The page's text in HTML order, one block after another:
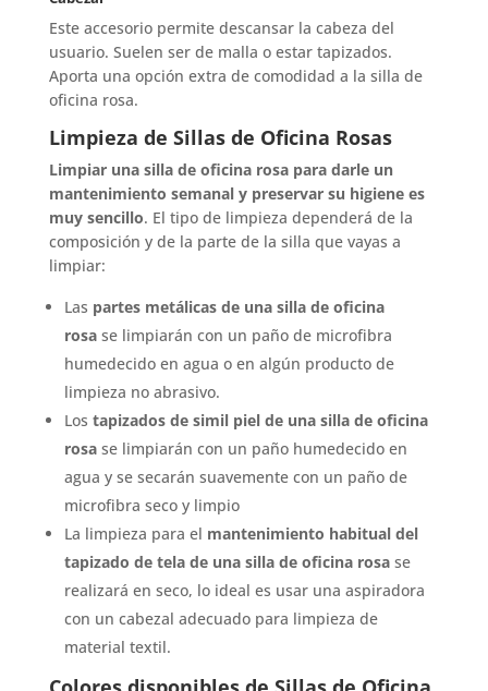
Este accesorio permite descansar la cabeza del
usuario. Suelen ser de malla o estar tapizados.
Aporta una opción extra de comodidad a la silla de
oficina rosa.
Limpieza de Sillas de Oficina Rosas
Limpiar una silla de oficina rosa para darle un
mantenimiento semanal y preservar su higiene es
muy sencillo. El tipo de limpieza dependerá de la
composición y de la parte de la silla que vayas a
limpiar:
Las partes metálicas de una silla de oficina
rosase limpiarán con un paño de microfibra
humedecido en agua o en algún producto de
limpieza no abrasivo.
Los tapizados de simil piel de una silla de oficina
rosase limpiarán con un paño humedecido en
agua y se secarán suavemente con un paño de
microfibra seco y limpio
La limpieza para el mantenimiento habitual del
tapizado de tela de una silla de oficina rosase
realizará en seco, lo ideal es usar una aspiradora
con un cabezal adecuado para limpieza de
material textil.